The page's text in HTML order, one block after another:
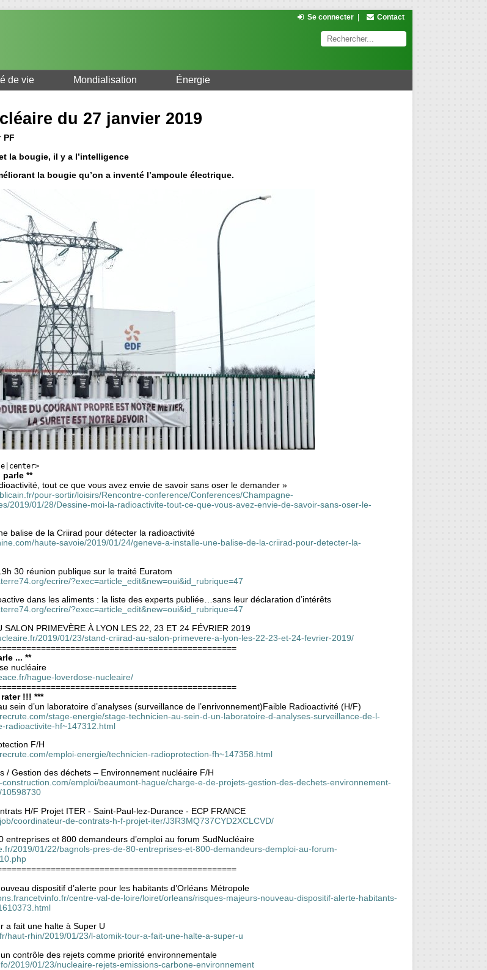
Se connecter Contact
de vie Mondialisation Énergie
du 27 janvier 2019
PF
la bougie, il y a l’intelligence
la bougie qu’on a inventé l’ampoule électrique.
parle **
tout ce que vous avez envie de savoir sans oser le demander »
pour-sortir/loisirs/Rencontre-conference/Conferences/Champagne-
2019/01/28/Dessine-moi-la-radioactivite-tout-ce-que-vous-avez-envie-de-savoir-sans-oser-le-
balise de la Criirad pour détecter la radioactivité
haute-savoie/2019/01/24/geneve-a-installe-une-balise-de-la-criirad-pour-detecter-la-
30 réunion publique sur le traité Euratom
ecrire/?exec=article_edit&new=oui&id_rubrique=47
dans les aliments : la liste des experts publiée…sans leur déclaration d’intérêts
ecrire/?exec=article_edit&new=oui&id_rubrique=47
SALON PRIMEVÈRE À LYON LES 22, 23 ET 24 FÉVRIER 2019
2019/01/23/stand-criirad-au-salon-primevere-a-lyon-les-22-23-et-24-fevrier-2019/
... **
nucléaire
hague-loverdose-nucleaire/
!!! ***
sein d’un laboratoire d’analyses (surveillance de l’enrivonnement)Faible Radioactivité (H/F)
stage-energie/stage-technicien-au-sein-d-un-laboratoire-d-analyses-surveillance-de-l-
radioactivite-hf~147312.html
F/H
emploi-energie/technicien-radioprotection-fh~147358.html
/ Gestion des déchets – Environnement nucléaire F/H
construction.com/emploi/beaumont-hague/charge-e-de-projets-gestion-des-dechets-environnement-
H/F Projet ITER - Saint-Paul-lez-Durance - ECP FRANCE
coordinateur-de-contrats-h-f-projet-iter/J3R3MQ737CYD2XCLCVD/
entreprises et 800 demandeurs d’emploi au forum SudNucléaire
2019/01/22/bagnols-pres-de-80-entreprises-et-800-demandeurs-demploi-au-forum-
dispositif d’alerte pour les habitants d’Orléans Métropole
centre-val-de-loire/loiret/orleans/risques-majeurs-nouveau-dispositif-alerte-habitants-
a fait une halte à Super U
haut-rhin/2019/01/23/l-atomik-tour-a-fait-une-halte-a-super-u
contrôle des rejets comme priorité environnementale
2019/01/23/nucleaire-rejets-emissions-carbone-environnement